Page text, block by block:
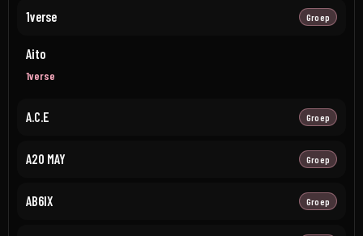
1verse Groep
Aito
1verse
A.C.E Groep
A20 MAY Groep
AB6IX Groep